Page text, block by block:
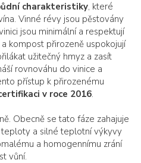
charakteristiky, které
Vinné révy jsou pěstovány
jsou minimální a respektují
kompost přirozeně uspokojují
užitečný hmyz a zasít
rovnováhu do vinice a
přístup k přirozenému
v roce 2016.
Obecně se tato fáze zahajuje
teploty a silné teplotní výkyvy
a homogennímu zrání
vůní.